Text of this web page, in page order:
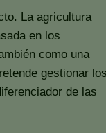
La agricultura
en los
como una
gestionar
de las